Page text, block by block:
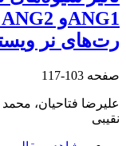
رت‌های نر
صفحه 103-117
علیرضا فتاحیان،
نقیبی